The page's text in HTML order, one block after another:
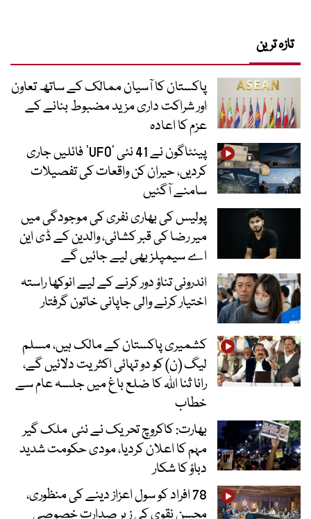
تازہ ترین
پاکستان کا آسیان ممالک کے ساتھ تعاون
اور شراکت داری مزید مضبوط بنانے کے
عزم کا اعادہ
پینٹاگون نے 41 نئی ’UFO‘ فائلیں جاری
کردیں، حیران کن واقعات کی تفصیلات
سامنے آگئیں
پولیس کی بھاری نفری کی موجودگی میں
میر رضا کی قبر کشائی، والدین کے ڈی این
اے سیمپلز بھی لیے جائیں گے
اندرونی تناؤ دور کرنے کے لیے انوکھا راستہ
اختیار کرنے والی جاپانی خاتون گرفتار
کشمیری پاکستان کے مالک ہیں، مسلم
لیگ (ن) کو دو تہائی اکثریت دلائیں گے،
رانا ثنا اللہ کا ضلع باغ میں جلسہ عام سے
خطاب
بھارت: کاکروچ تحریک نے نئی ملک گیر
مہم کا اعلان کردیا، مودی حکومت شدید
دباؤ کا شکار
78 افراد کو سول اعزاز دینے کی منظوری،